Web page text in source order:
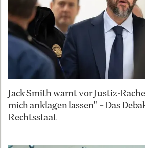
Jack Smith warnt vor Justiz-
mich anklagen lassen" – Das
Rechtsstaat